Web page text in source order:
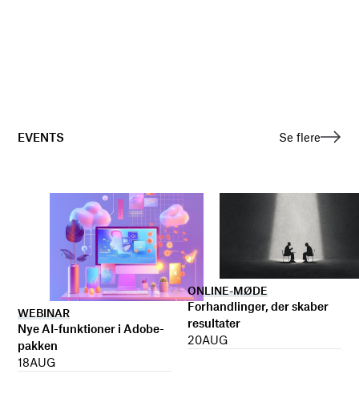
EVENTS Se flere
WEBINAR
Nye AI-funktioner i Adobe-
pakken
18AUG
ONLINE-MØDE
Forhandlinger, der skaber
resultater
20AUG